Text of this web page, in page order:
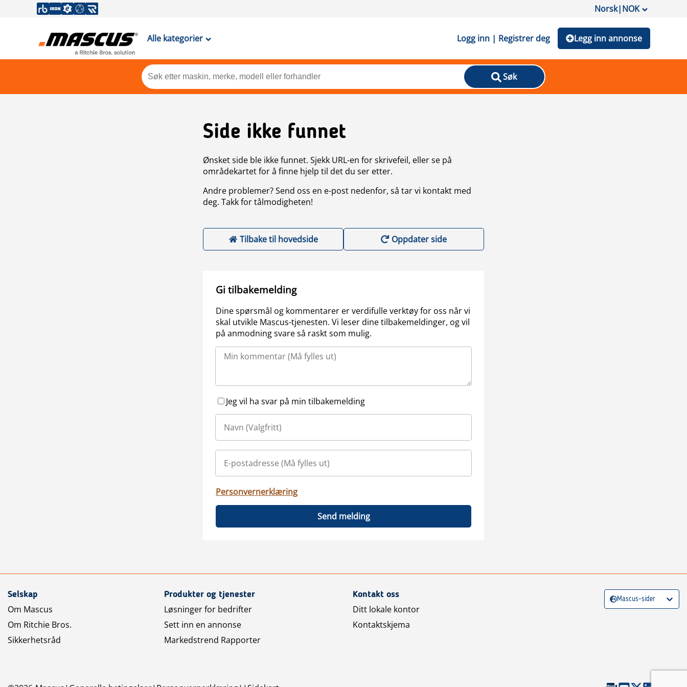
Norsk|NOK
Alle kategorier Logg inn | Registrer deg Legg inn annonse
Søk
Side ikke funnet
Ønsket side ble ikke funnet. Sjekk URL-en for skrivefeil, eller se på
områdekartet for å finne hjelp til det du ser etter.
Andre problemer? Send oss en e-post nedenfor, så tar vi kontakt med
deg. Takk for tålmodigheten!
Tilbake til hovedside Oppdater side
Gi tilbakemelding
Dine spørsmål og kommentarer er verdifulle verktøy for oss når vi
skal utvikle Mascus-tjenesten. Vi leser dine tilbakemeldinger, og vil
på anmodning svare så raskt som mulig.
Jeg vil ha svar på min tilbakemelding
Personvernerklæring
Send melding
Selskap
Om Mascus
Om Ritchie Bros.
Sikkerhetsråd
Produkter og tjenester
Løsninger for bedrifter
Sett inn en annonse
Markedstrend Rapporter
Kontakt oss
Ditt lokale kontor
Kontaktskjema
Mascus-sider